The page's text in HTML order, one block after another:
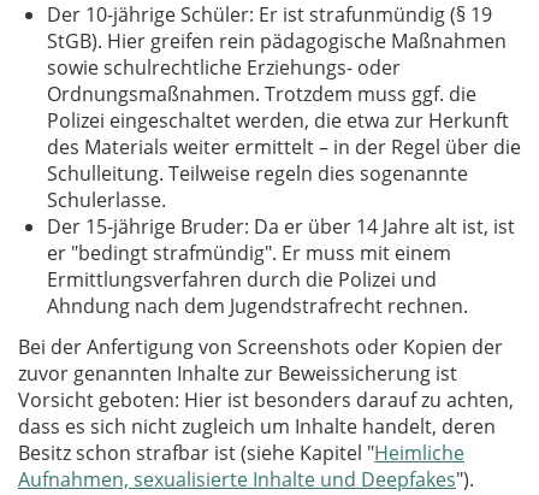
Der 10-jährige Schüler: Er ist strafunmündig (§ 19
StGB). Hier greifen rein pädagogische Maßnahmen
sowie schulrechtliche Erziehungs- oder
Ordnungsmaßnahmen. Trotzdem muss ggf. die
Polizei eingeschaltet werden, die etwa zur Herkunft
des Materials weiter ermittelt – in der Regel über die
Schulleitung. Teilweise regeln dies sogenannte
Schulerlasse.
Der 15-jährige Bruder: Da er über 14 Jahre alt ist, ist
er "bedingt strafmündig". Er muss mit einem
Ermittlungsverfahren durch die Polizei und
Ahndung nach dem Jugendstrafrecht rechnen.
Bei der Anfertigung von Screenshots oder Kopien der
zuvor genannten Inhalte zur Beweissicherung ist
Vorsicht geboten: Hier ist besonders darauf zu achten,
dass es sich nicht zugleich um Inhalte handelt, deren
Besitz schon strafbar ist (siehe Kapitel "Heimliche
Aufnahmen, sexualisierte Inhalte und Deepfakes").